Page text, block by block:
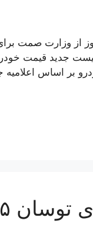
از وزارت صمت
لیست جدید قیمت
۲۰۲۵